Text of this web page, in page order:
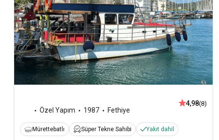
Özel Yapım 1987 Fethiye
4,98(8)
Mürettebatlı Süper Tekne Sahibi Yakıt dahil